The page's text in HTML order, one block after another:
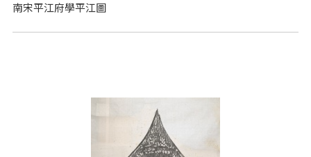
南宋平江府學平江圖